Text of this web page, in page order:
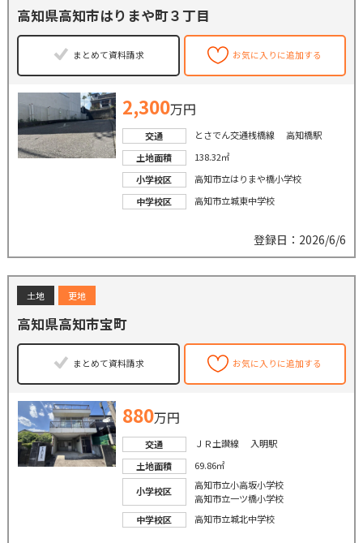
高知県高知市はりまや町３丁目
まとめて資料請求 お気に入りに追加する
2,300万円
交通
とさでん交通桟橋線 高知橋駅
土地面積
138.32㎡
小学校区
高知市立はりまや橋小学校
中学校区
高知市立城東中学校
登録日：2026/6/6
土地 更地
高知県高知市宝町
まとめて資料請求 お気に入りに追加する
880万円
交通
ＪＲ土讃線 入明駅
土地面積
69.86㎡
小学校区
高知市立小高坂小学校
高知市立一ツ橋小学校
中学校区
高知市立城北中学校